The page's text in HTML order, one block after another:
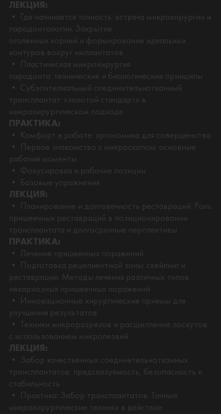
ЛЕКЦИЯ:
• Где начинается точность: встреча микрохирургии и
пародонтологии. Закрытие
оголенных корней и формирование идеальных
контуров вокруг имплантатов
• Пластическая микрохирургия
пародонта: технические и биологические принципы
• Субэпителиальный соединительнотканный
трансплантат: «золотой стандарт» в
микрохирургическом подходе
ПРАКТИКА:
• Комфорт в работе: эргономика для совершенства
• Первое знакомство с микроскопом: основные
рабочие моменты
• Фокусировка и рабочие позиции
• Базовые упражнения
ЛЕКЦИЯ:
• Планирование и долговечность реставраций. Роль
пришеечных реставраций в позиционировании
трансплантата и долгосрочные перспективы
ПРАКТИКА:
• Лечение пришеечных поражений
• Подготовка рецепиентной зоны: скейлинг и
реставрации. Методы лечения различных типов
некариозных пришеечных поражений
• Инновационные хирургические приемы для
улучшения результатов
• Техники микроразрезов и расщепление лоскутов
с использованием микролезвий
ЛЕКЦИЯ:
• Забор качественных соединительнотканных
трансплантатов: предсказуемость, безопасность и
стабильность
• Практика: Забор трансплантатов. Точные
микрохирургические техники в действии